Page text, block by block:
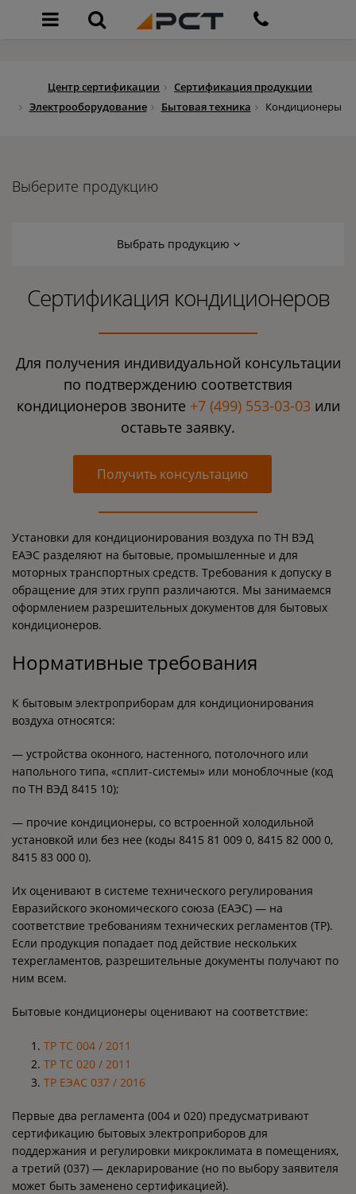
Центр сертификации
Сертификация продукции
Электрооборудование
Бытовая техника Кондиционеры
Выберите продукцию
Выбрать продукцию
Сертификация кондиционеров
Для получения индивидуальной консультации
по подтверждению соответствия
кондиционеров звоните +7 (499) 553-03-03или
оставьте заявку.
Получить консультацию
Установки для кондиционирования воздуха по ТН ВЭД
ЕАЭС разделяют на бытовые, промышленные и для
моторных транспортных средств. Требования к допуску в
обращение для этих групп различаются. Мы занимаемся
оформлением разрешительных документов для бытовых
кондиционеров.
Нормативные требования
К бытовым электроприборам для кондиционирования
воздуха относятся:
— устройства оконного, настенного, потолочного или
напольного типа, «сплит-системы» или моноблочные (код
по ТН ВЭД 8415 10);
— прочие кондиционеры, со встроенной холодильной
установкой или без нее (коды 8415 81 009 0, 8415 82 000 0,
8415 83 000 0).
Их оценивают в системе технического регулирования
Евразийского экономического союза (ЕАЭС) — на
соответствие требованиям технических регламентов (ТР).
Если продукция попадает под действие нескольких
техрегламентов, разрешительные документы получают по
ним всем.
Бытовые кондиционеры оценивают на соответствие:
ТР ТС 004 / 2011
ТР ТС 020 / 2011
ТР ЕЭАС 037 / 2016
Первые два регламента (004 и 020) предусматривают
сертификацию бытовых электроприборов для
поддержания и регулировки микроклимата в помещениях,
а третий (037) — декларирование (но по выбору заявителя
может быть заменено сертификацией).